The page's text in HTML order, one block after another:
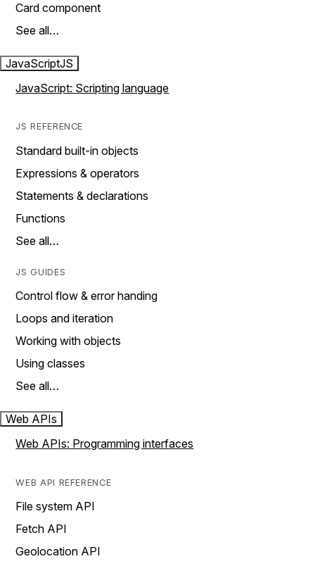
Card component
See all…
JavaScriptJS
JavaScript: Scripting language
JS REFERENCE
Standard built-in objects
Expressions & operators
Statements & declarations
Functions
See all…
JS GUIDES
Control flow & error handing
Loops and iteration
Working with objects
Using classes
See all…
Web APIs
Web APIs: Programming interfaces
WEB API REFERENCE
File system API
Fetch API
Geolocation API